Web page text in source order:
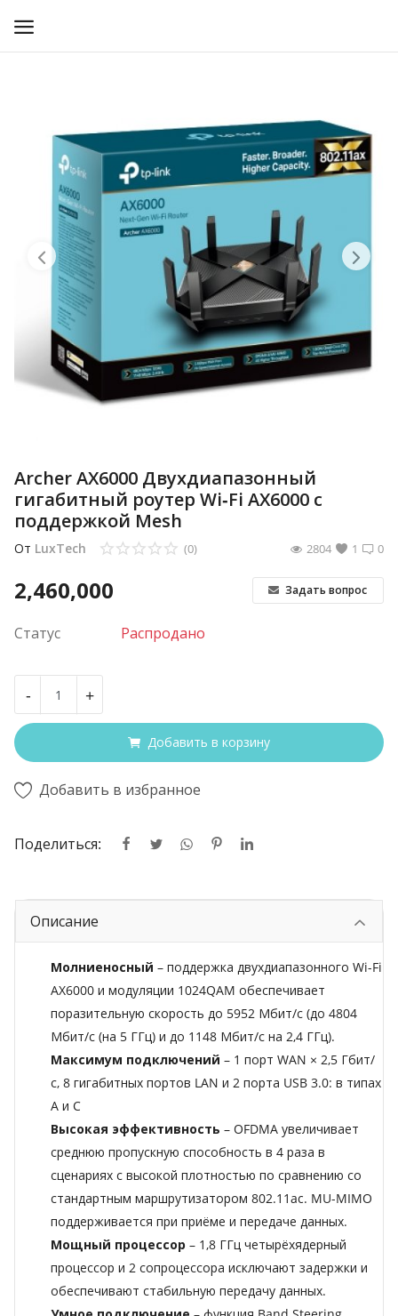
РЕШЕНИЯ ДЛЯ ДОМА
ДЛЯ БИЗНЕСА
ДЛЯ ОПЕРАТОРОВ СВЯЗИ
Прочее
Избранное
Контакты
Войти
Регистрация
Archer AX6000 Двухдиапазонный
гигабитный роутер Wi‑Fi AX6000 с
поддержкой Mesh
От LuxTech 0
(0) 1
2804
2,460,000 Задать вопрос
Статус Распродано
- +
Добавить в корзину
Добавить в избранное
Поделиться:
Описание
Молниеносный – поддержка двухдиапазонного Wi-Fi
AX6000 и модуляции 1024QAM обеспечивает
поразительную скорость до 5952 Мбит/с (до 4804
Мбит/с (на 5 ГГц) и до 1148 Мбит/с на 2,4 ГГц).
Максимум подключений – 1 порт WAN × 2,5 Гбит/
с, 8 гигабитных портов LAN и 2 порта USB 3.0: в типах
A и C
Высокая эффективность – OFDMA увеличивает
среднюю пропускную способность в 4 раза в
сценариях с высокой плотностью по сравнению со
стандартным маршрутизатором 802.11ac. MU-MIMO
поддерживается при приёме и передаче данных.
Мощный процессор – 1,8 ГГц четырёхядерный
процессор и 2 сопроцессора исключают задержки и
обеспечивают стабильную передачу данных.